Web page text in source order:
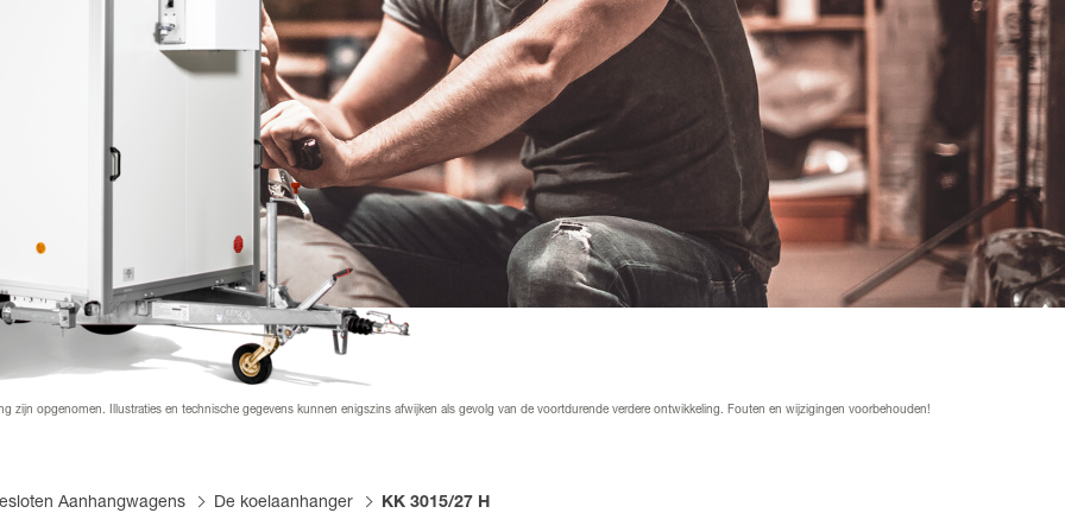
& downloads
zijn opgenomen. Illustraties en technische gegevens kunnen enigszins afwijken als gevolg van de voortdurende verdere ontwikkeling. Fouten en wijzigingen voorbehouden!
Aanhangwagens De koelaanhanger KK 3015/27 H